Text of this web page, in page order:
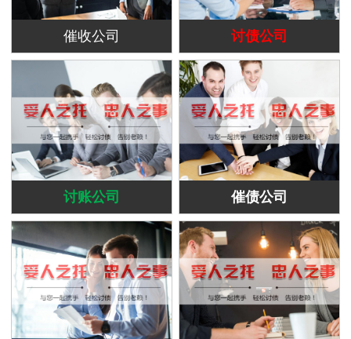
催收公司 讨债公司
讨账公司 催债公司